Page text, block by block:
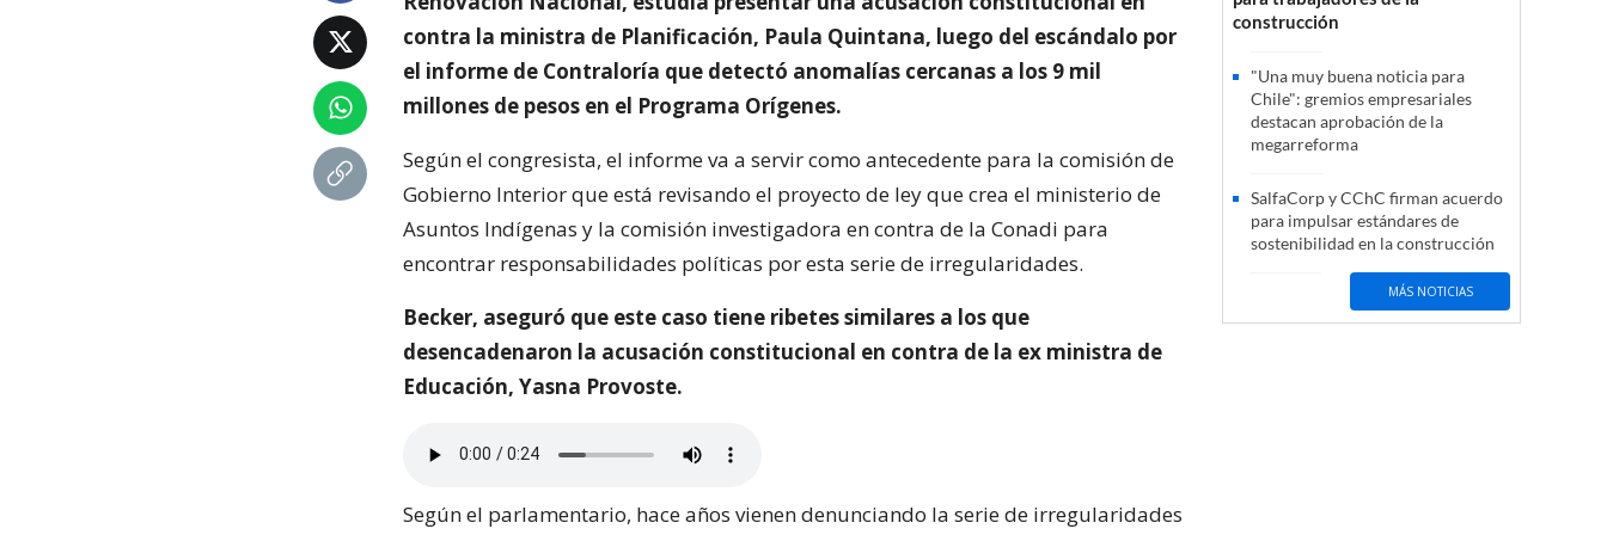
contra la ministra de Planificación, Paula Quintana, luego del escándalo por
el informe de Contraloría que detectó anomalías cercanas a los 9 mil
millones de pesos en el Programa Orígenes.
Según el congresista, el informe va a servir como antecedente para la comisión de
Gobierno Interior que está revisando el proyecto de ley que crea el ministerio de
Asuntos Indígenas y la comisión investigadora en contra de la Conadi para
encontrar responsabilidades políticas por esta serie de irregularidades.
Becker, aseguró que este caso tiene ribetes similares a los que
desencadenaron la acusación constitucional en contra de la ex ministra de
Educación, Yasna Provoste.
Según el parlamentario, hace años vienen denunciando la serie de irregularidades
construcción
"Una muy buena noticia para
Chile": gremios empresariales
destacan aprobación de la
megarreforma
SalfaCorp y CChC firman acuerdo
para impulsar estándares de
sostenibilidad en la construcción
MÁS NOTICIAS